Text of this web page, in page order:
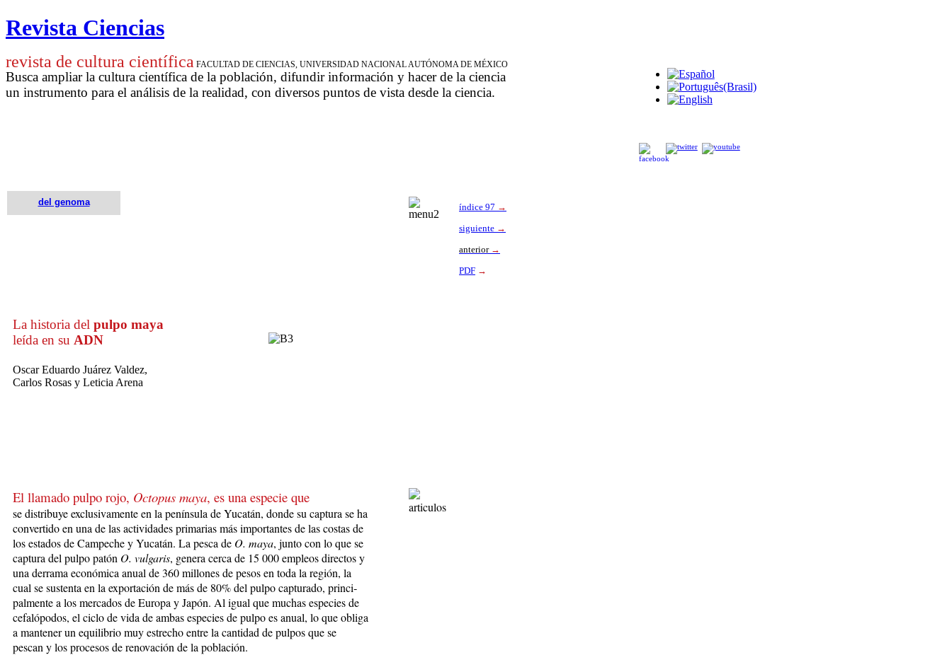
Revista Ciencias
revista de cultura científica FACULTAD DE CIENCIAS, UNIVERSIDAD NACIONAL AUTÓNOMA DE MÉXICO
Busca ampliar la cultura científica de la población, difundir información y hacer de la ciencia
un instrumento para el análisis de la realidad, con diversos puntos de vista desde la ciencia.
del genoma índice 97 →
siguiente →
anterior →
PDF →
La historia del pulpo maya
leída en su ADN
Oscar Eduardo Juárez Valdez,
Carlos Rosas y Leticia Arena
El llamado pulpo rojo, Octopus maya, es una especie que
se distribuye exclusivamente en la península de Yucatán, donde su captura se ha
convertido en una de las actividades pri­ma­rias más importantes de las costas de
los estados de Cam­peche y Yucatán. La pesca de O. maya, junto con lo que se
cap­tu­ra del pulpo patón O. vul­garis, genera cerca de 15 000 empleos directos y
una derrama económica anual de 360 mi­llo­nes de pesos en toda la re­gión, la
cual se sustenta en la exportación de más de 80% del pulpo capturado, prin­ci­
pal­mente a los mercados de Europa y Japón. Al igual que mu­chas especies de
cefaló­po­dos, el ciclo de vida de ambas es­pe­cies de pulpo es anual, lo que obliga
a mantener un equi­li­brio muy estrecho entre la can­ti­dad de pulpos que se
pescan y los procesos de renovación de la población.